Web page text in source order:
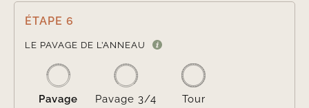
ÉTAPE 6
LE PAVAGE DE L’ANNEAU
Pavage
Pavage 3/4
Tour